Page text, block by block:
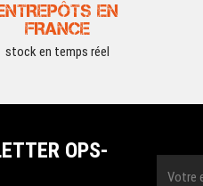
EN
FRANCE
stock en temps réel
OPS-